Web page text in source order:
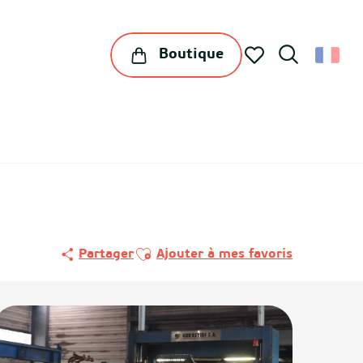
Boutique
PartagerAjouter aux favoris
Ajouter à mes favoris